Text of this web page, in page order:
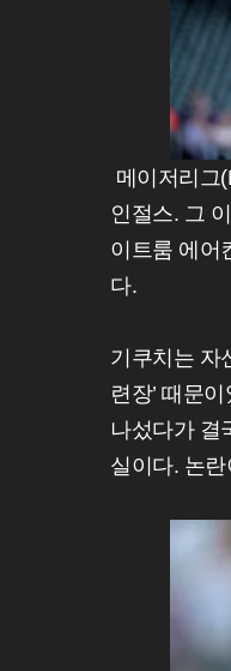
메이저리그
인절스. 그
이트룸 에어
다.
기쿠치는 자
련장’ 때문
나섰다가 결
실이다. 논